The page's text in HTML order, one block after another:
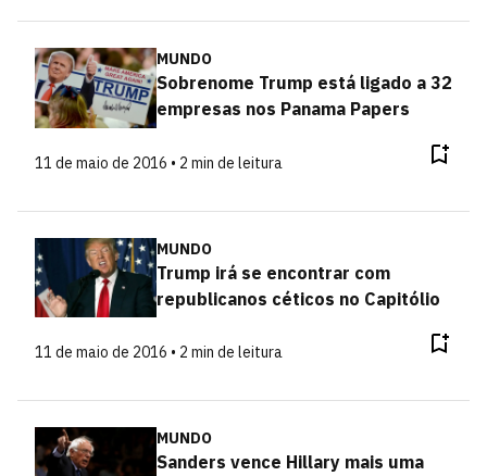
MUNDO
Sobrenome Trump está ligado a 32
empresas nos Panama Papers
11 de maio de 2016 • 2 min de leitura
MUNDO
Trump irá se encontrar com
republicanos céticos no Capitólio
11 de maio de 2016 • 2 min de leitura
MUNDO
Sanders vence Hillary mais uma